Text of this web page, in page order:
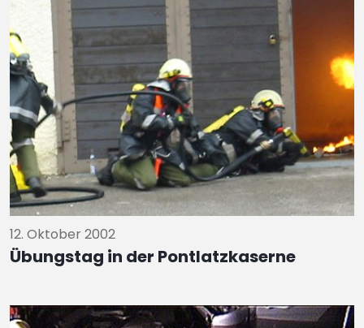
12. Oktober 2002
Übungstag in der Pontlatzkaserne